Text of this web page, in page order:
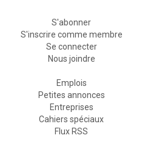
S'abonner
S'inscrire comme membre
Se connecter
Nous joindre
Emplois
Petites annonces
Entreprises
Cahiers spéciaux
Flux RSS